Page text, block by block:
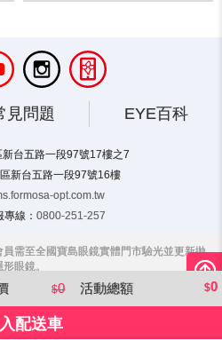
1副送1副
0 活動總額 0
配送車
見問題 EYE百科
台五路一段97號17樓之7
新台五路一段97號16樓
opt.com.tw
線： 0800-251-257